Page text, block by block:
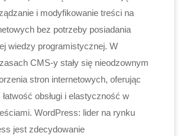
i modyfikowanie treści na
bez potrzeby posiadania
wiedzy programistycznej. W
CMS-y stały się nieodzownym
stron internetowych, oferując
obsługi i elastyczność w
WordPress: lider na rynku
jest zdecydowanie